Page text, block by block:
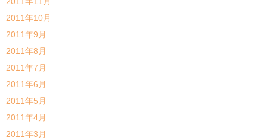
2011年10月
2011年9月
2011年8月
2011年7月
2011年6月
2011年5月
2011年4月
2011年3月